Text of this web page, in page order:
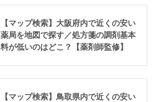
【マップ検索】大阪府内で近くの安い
薬局を地図で探す／処方箋の調剤基本
料が低いのはどこ？【薬剤師監修】
【マップ検索】鳥取県内で近くの安い